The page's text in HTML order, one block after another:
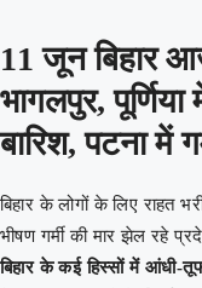
11 जून बिहार
भागलपुर,
बारिश, पटना में
बिहार के लोगों के लिए राहत
भीषण गर्मी की मार झेल रहे
बिहार के कई हिस्सों में आंधी-